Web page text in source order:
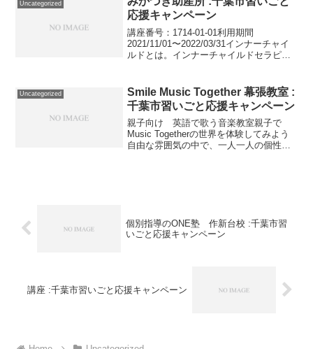
Uncategorized
応援キャンペーン
講座番号：1714-01-01利用期間
2021/11/01〜2022/03/31インナーチャイ
ルドとは。インナーチャイルドセラピー
2021/11...
Uncategorized
Smile Music Together 幕張教室 :
千葉市習いごと応援キャンペーン
親子向け 英語で歌う音楽教室親子で
Music Togetherの世界を体験してみよう
自由な雰囲気の中で、一人一人の個性を
個別指導のONE塾 作新台校 :千葉市習
いごと応援キャンペーン
講座 :千葉市習いごと応援キャンペーン